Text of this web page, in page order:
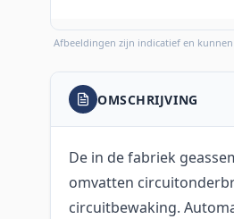
Afbeeldingen zijn indicatief en
OMSCHRIJVING
De in de fabriek
omvatten
circuitbewaking.